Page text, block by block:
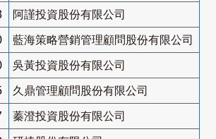
阿謹投資股份有限公司
藍海策略營銷管理顧問股份有限公司
吳黃投資股份有限公司
久鼎管理顧問股份有限公司
蓁澄投資股份有限公司